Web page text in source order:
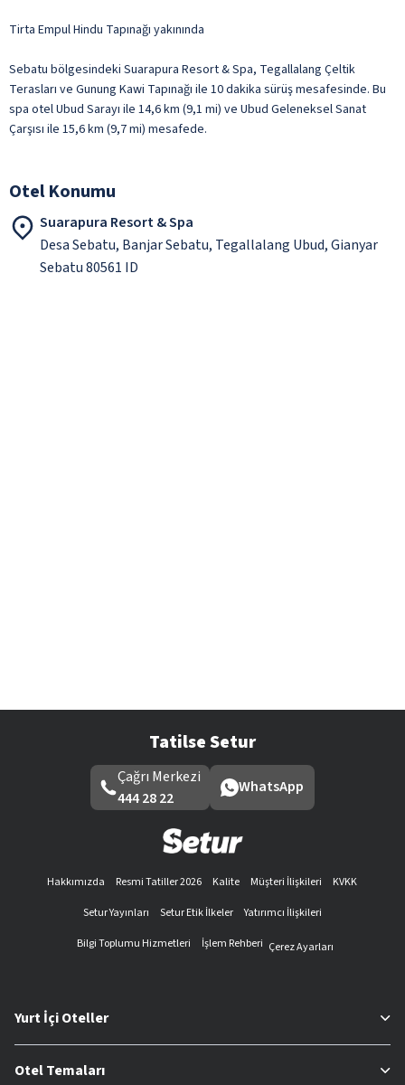
Tirta Empul Hindu Tapınağı yakınında
Sebatu bölgesindeki Suarapura Resort & Spa, Tegallalang Çeltik
Terasları ve Gunung Kawi Tapınağı ile 10 dakika sürüş mesafesinde. Bu
spa otel Ubud Sarayı ile 14,6 km (9,1 mi) ve Ubud Geleneksel Sanat
Çarşısı ile 15,6 km (9,7 mi) mesafede.
Otel Konumu
Suarapura Resort & Spa
Desa Sebatu, Banjar Sebatu, Tegallalang Ubud, Gianyar
Sebatu 80561 ID
Tatilse Setur
Çağrı Merkezi
444 28 22
WhatsApp
Hakkımızda Resmi Tatiller 2026 Kalite Müşteri İlişkileri
KVKK
Setur Yayınları
Setur Etik İlkeler
Yatırımcı İlişkileri
Bilgi Toplumu Hizmetleri
İşlem Rehberi Çerez Ayarları
Yurt İçi Oteller
Otel Temaları